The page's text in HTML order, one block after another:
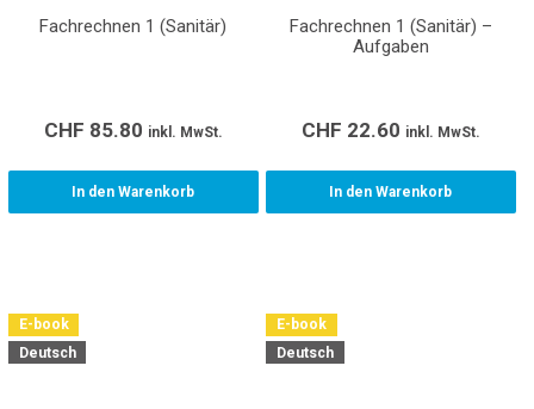
Fachrechnen 1 (Sanitär)
CHF 85.80 inkl. MwSt.
In den Warenkorb
Fachrechnen 1 (Sanitär) –
Aufgaben
CHF 22.60 inkl. MwSt.
In den Warenkorb
E-book
Deutsch
E-book
Deutsch